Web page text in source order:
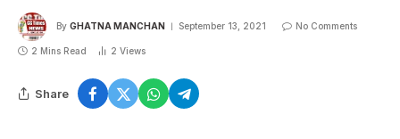
By GHATNA MANCHAN September 13, 2021 No Comments
2 Mins Read 2 Views
Share